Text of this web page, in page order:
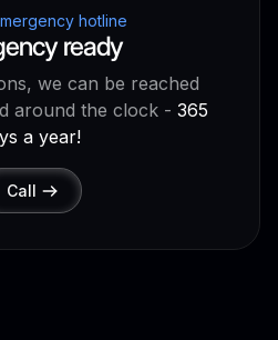
hotline
ready
we can be reached
around the clock - 365
a year!
Call